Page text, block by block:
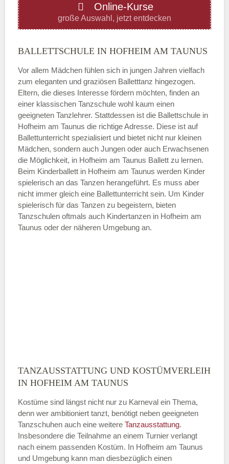
Donnerstag
—
ÖFFNUNGSZEITEN HINZUFÜGEN
Freitag
—
ÖFFNUNGSZEITEN HINZUFÜGEN
Samstag
—
Online-Kurse
große Auswahl, jetzt entdecken
BALLETTSCHULE IN HOFHEIM AM TAUNUS
Vor allem Mädchen fühlen sich in jungen Jahren vielfach
zum eleganten und graziösen Balletttanz hingezogen.
Eltern, die dieses Interesse fördern möchten, finden an
einer klassischen Tanzschule wohl kaum einen
geeigneten Tanzlehrer. Stattdessen ist die Ballettschule in
Hofheim am Taunus die richtige Adresse. Diese ist auf
Ballettunterricht spezialisiert und bietet nicht nur kleinen
Mädchen, sondern auch Jungen oder auch Erwachsenen
die Möglichkeit, in Hofheim am Taunus Ballett zu lernen.
Beim Kinderballett in Hofheim am Taunus werden Kinder
spielerisch an das Tanzen herangeführt. Es muss aber
nicht immer gleich eine Ballettunterricht sein. Um Kinder
spielerisch für das Tanzen zu begeistern, bieten
Tanzschulen oftmals auch Kindertanzen in Hofheim am
Taunus oder der näheren Umgebung an.
TANZAUSSTATTUNG UND KOSTÜMVERLEIH
IN HOFHEIM AM TAUNUS
Kostüme sind längst nicht nur zu Karneval ein Thema,
denn wer ambitioniert tanzt, benötigt neben geeigneten
Tanzschuhen auch eine weitere Tanzausstattung.
Insbesondere die Teilnahme an einem Turnier verlangt
nach einem passenden Kostüm. In Hofheim am Taunus
und Umgebung kann man diesbezüglich einen